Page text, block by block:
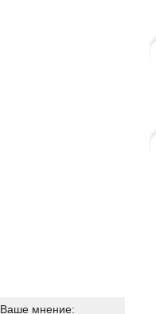
Ваше мнение: